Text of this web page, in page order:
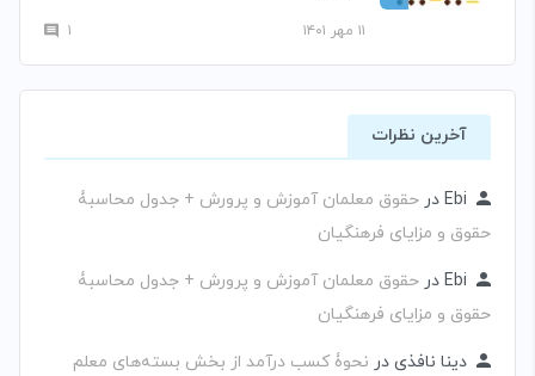
۱۱ مهر ۱۴۰۱ ۱
آخرین نظرات
Ebi در حقوق معلمان آموزش و پرورش + جدول محاسبۀ
حقوق و مزایای فرهنگیان
Ebi در حقوق معلمان آموزش و پرورش + جدول محاسبۀ
حقوق و مزایای فرهنگیان
دینا نافذی در نحوۀ کسب درآمد از بخش بسته‌های معلم